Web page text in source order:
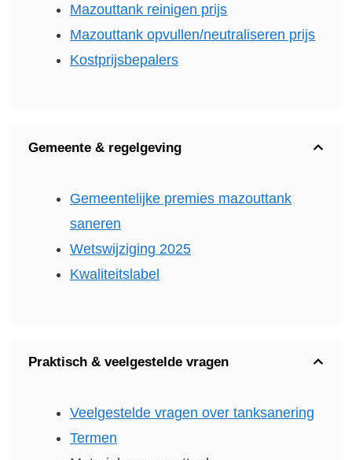
Mazouttank reinigen prijs
Mazouttank opvullen/neutraliseren prijs
Kostprijsbepalers
Gemeente & regelgeving
Gemeentelijke premies mazouttank
saneren
Wetswijziging 2025
Kwaliteitslabel
Praktisch & veelgestelde vragen
Veelgestelde vragen over tanksanering
Termen